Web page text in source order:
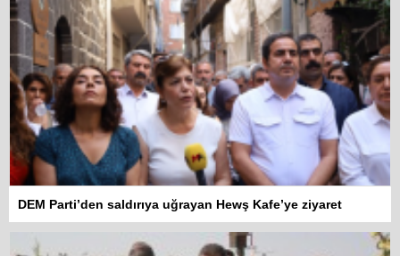
DEM Parti’den saldırıya uğrayan Hewş Kafe’ye ziyaret